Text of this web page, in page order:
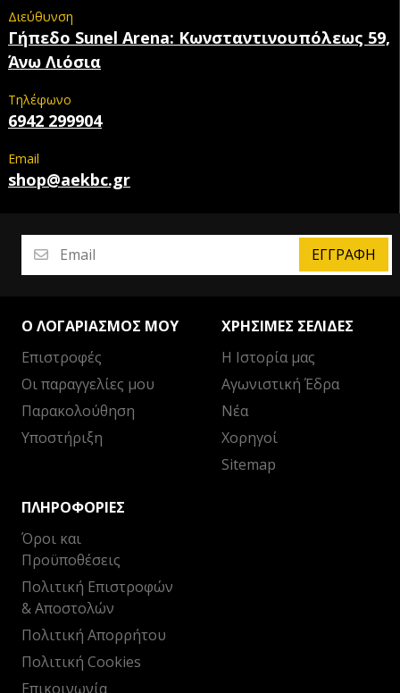
Διεύθυνση
Γήπεδο Sunel Arena: Κωνσταντινουπόλεως 59,
Άνω Λιόσια
Τηλέφωνο
6942 299904
Email
shop@aekbc.gr
ΕΓΓΡΑΦΉ
Ο ΛΟΓΑΡΙΑΣΜΌΣ ΜΟΥ
Επιστροφές
Οι παραγγελίες μου
Παρακολούθηση
Υποστήριξη
ΧΡΉΣΙΜΕΣ ΣΕΛΊΔΕΣ
Η Ιστορία μας
Αγωνιστική Έδρα
Νέα
Χορηγοί
Sitemap
ΠΛΗΡΟΦΟΡΊΕΣ
Όροι και
Προϋποθέσεις
Πολιτική Επιστροφών
& Αποστολών
Πολιτική Απορρήτου
Πολιτική Cookies
Επικοινωνία